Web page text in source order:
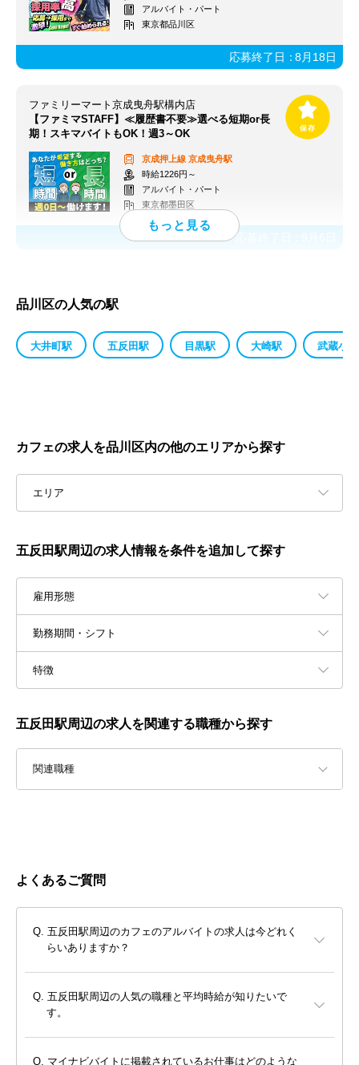
アルバイト・パート
東京都品川区
応募終了日：8月18日
ファミリーマート京成曳舟駅構内店
【ファミマSTAFF】≪履歴書不要≫選べる短期or長
期！スキマバイトもOK！週3～OK
京成押上線 京成曳舟駅
時給1226円～
アルバイト・パート
東京都墨田区
応募終了日：
品川区の人気の駅
大井町駅 五反田駅 目黒駅 大崎駅 武蔵小
カフェの求人を品川区内の他のエリアから探す
エリア
五反田駅周辺の求人情報を条件を追加して探す
雇用形態
勤務期間・シフト
特徴
五反田駅周辺の求人を関連する職種から探す
関連職種
よくあるご質問
五反田駅周辺のカフェのアルバイトの求人は今どれく
らいありますか？
五反田駅周辺の人気の職種と平均時給が知りたいで
す。
マイナビバイトに掲載されているお仕事はどのような